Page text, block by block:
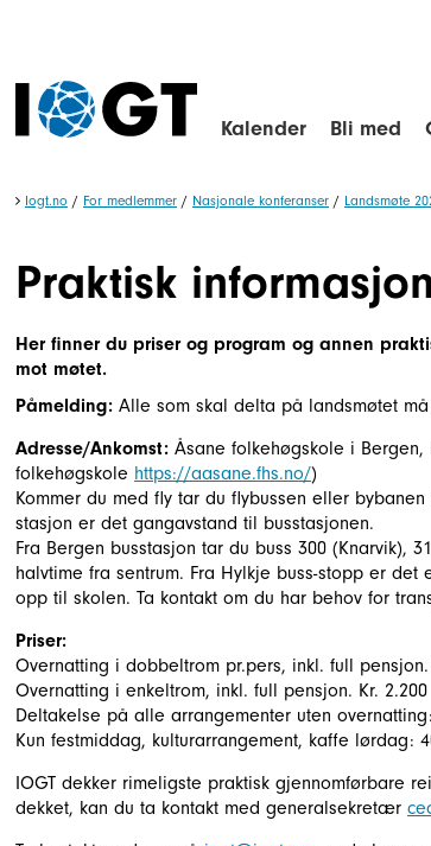
Kalender Bli med
Iogt.no / For medlemmer / Nasjonale konferanser / Landsmøte
Praktisk informasjon
Her finner du priser og program og annen
mot møtet.
Påmelding: Alle som skal delta på landsmøtet
Adresse/Ankomst: Åsane folkehøgskole i Bergen,
folkehøgskole https://aasane.fhs.no/)
Kommer du med fly tar du flybussen eller
stasjon er det gangavstand til busstasjonen.
Fra Bergen busstasjon tar du buss 300 (Knarvik),
halvtime fra sentrum. Fra Hylkje buss-stopp er
opp til skolen. Ta kontakt om du har behov for
Priser:
Overnatting i dobbeltrom pr.pers, inkl. full pensjon.
Overnatting i enkeltrom, inkl. full pensjon. Kr. 2.200
Deltakelse på alle arrangementer uten
Kun festmiddag, kulturarrangement, kaffe lørdag:
IOGT dekker rimeligste praktisk gjennomførbare
dekket, kan du ta kontakt med generalsekretær